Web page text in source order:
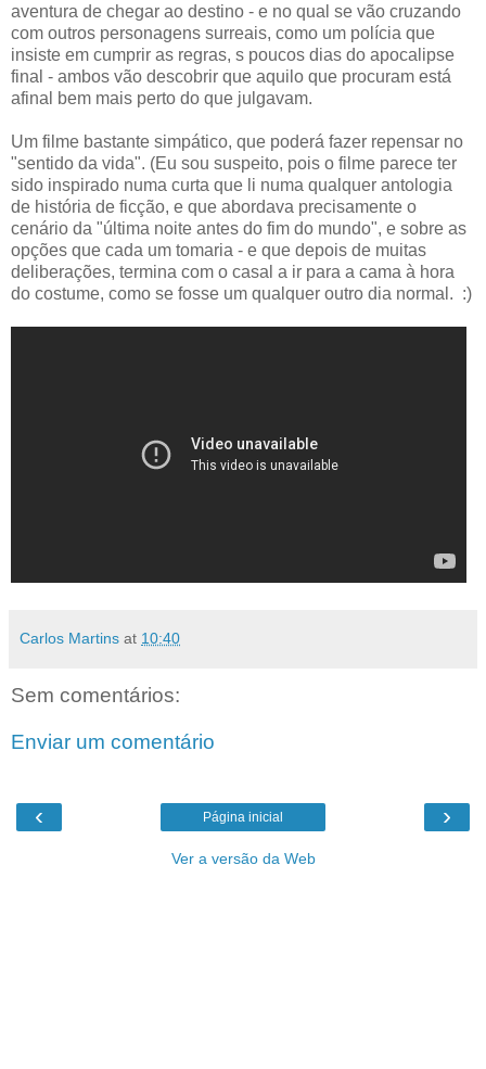
aventura de chegar ao destino - e no qual se vão cruzando
com outros personagens surreais, como um polícia que
insiste em cumprir as regras, s poucos dias do apocalipse
final - ambos vão descobrir que aquilo que procuram está
afinal bem mais perto do que julgavam.
Um filme bastante simpático, que poderá fazer repensar no
"sentido da vida". (Eu sou suspeito, pois o filme parece ter
sido inspirado numa curta que li numa qualquer antologia
de história de ficção, e que abordava precisamente o
cenário da "última noite antes do fim do mundo", e sobre as
opções que cada um tomaria - e que depois de muitas
deliberações, termina com o casal a ir para a cama à hora
do costume, como se fosse um qualquer outro dia normal. :)
Carlos Martins at 10:40
Sem comentários:
Enviar um comentário
‹ ›
Página inicial
Ver a versão da Web